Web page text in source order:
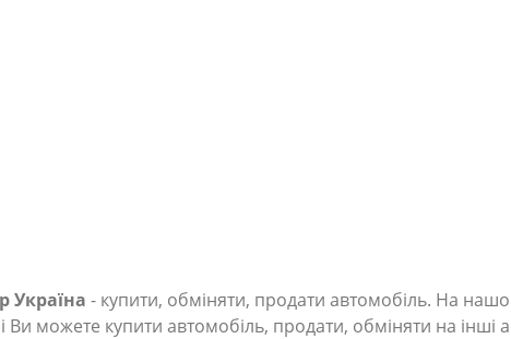
Україна - купити, обміняти, продати автомобіль. На
Ви можете купити автомобіль, продати, обміняти на інші